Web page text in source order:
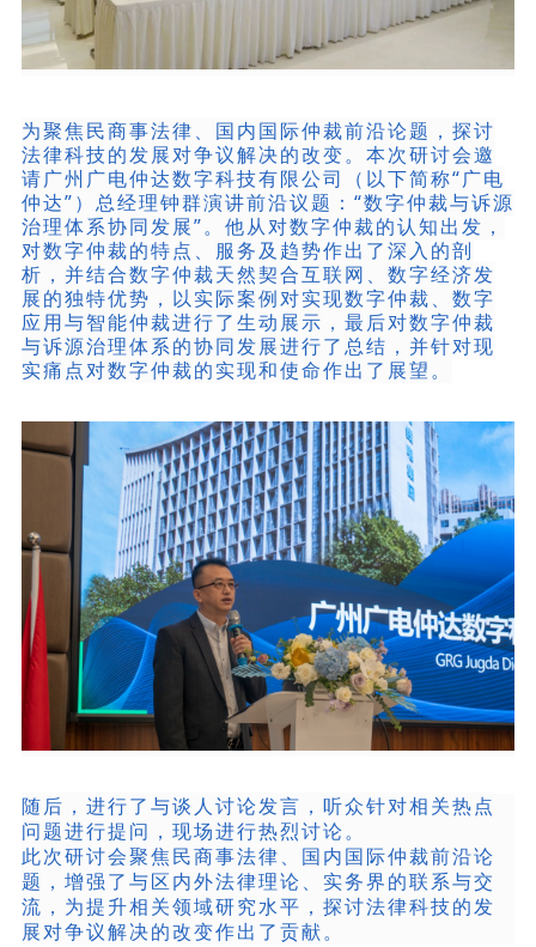
为聚焦民商事法律、国内国际仲裁前沿论题，探讨
法律科技的发展对争议解决的改变。本次研讨会邀
请广州广电仲达数字科技有限公司（以下简称“广电
仲达”）总经理钟群演讲前沿议题：“数字仲裁与诉源
治理体系协同发展”。他从对数字仲裁的认知出发，
对数字仲裁的特点、服务及趋势作出了深入的剖
析，并结合数字仲裁天然契合互联网、数字经济发
展的独特优势，以实际案例对实现数字仲裁、数字
应用与智能仲裁进行了生动展示，最后对数字仲裁
与诉源治理体系的协同发展进行了总结，并针对现
实痛点对数字仲裁的实现和使命作出了展望。
随后，进行了与谈人讨论发言，听众针对相关热点
问题进行提问，现场进行热烈讨论。
此次研讨会聚焦民商事法律、国内国际仲裁前沿论
题，增强了与区内外法律理论、实务界的联系与交
流，为提升相关领域研究水平，探讨法律科技的发
展对争议解决的改变作出了贡献。